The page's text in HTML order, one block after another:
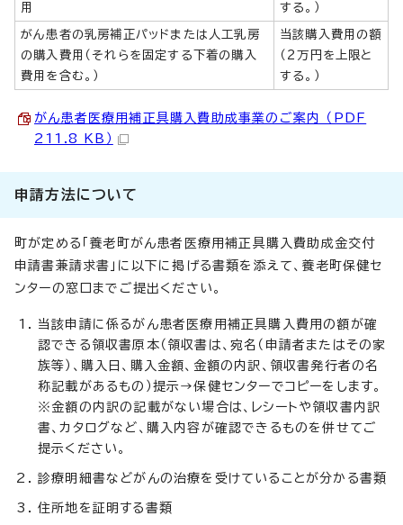
用
する。）
がん患者の乳房補正パッドまたは人工乳房
の購入費用（それらを固定する下着の購入
費用を含む。）
当該購入費用の額
（2万円を上限と
する。）
がん患者医療用補正具購入費助成事業のご案内 （PDF
211.8 KB）
申請方法について
町が定める「養老町がん患者医療用補正具購入費助成金交付
申請書兼請求書」に以下に掲げる書類を添えて、養老町保健セ
ンターの窓口までご提出ください。
当該申請に係るがん患者医療用補正具購入費用の額が確
認できる領収書原本（領収書は、宛名（申請者またはその家
族等）、購入日、購入金額、金額の内訳、領収書発行者の名
称記載があるもの）提示→保健センターでコピーをします。
※金額の内訳の記載がない場合は、レシートや領収書内訳
書、カタログなど、購入内容が確認できるものを併せてご
提示ください。
診療明細書などがんの治療を受けていることが分かる書類
住所地を証明する書類